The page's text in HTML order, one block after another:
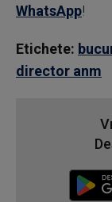
WhatsApp!
Etichete:
director anm